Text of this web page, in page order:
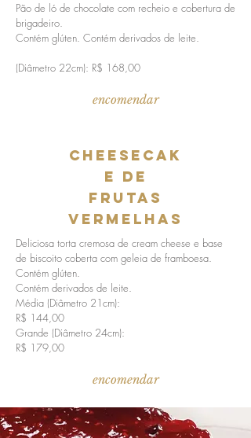
Pão de ló de chocolate com recheio e cobertura de
brigadeiro.
Contém glúten. Contém derivados de leite.
(Diâmetro 22cm): R$ 168,00
encomendar
Cheesecak
e de
FrUTAS
VERMELHAS
Deliciosa torta cremosa de cream cheese e base
de biscoito coberta com geleia de framboesa.
Contém glúten.
Contém derivados de leite.
Média (Diâmetro 21cm):
R$ 144,00
Grande (Diâmetro 24cm):
R$ 179,00
encomendar